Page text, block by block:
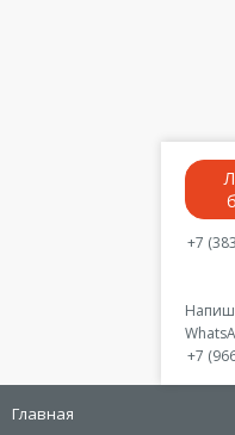
+7
+7
Главная